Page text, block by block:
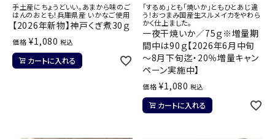
手土産にちょうどいい。あまから味のご
はんのおとも！兵庫県産 いかなご使用
【2026年新物】神戸くぎ煮30ｇ
価格 ¥1,080 税込
カートに入れる
「するめ」とも「焼いか」ともひとあじ違
う！おつまみ国産生スルメイカをやわら
かく仕上ました。
一夜干焼いか／75ｇ※増量期
間中は90ｇ【2026年6月中旬
～8月下旬迄・20％増量キャン
ペーン実施中】
価格 ¥1,080 税込
カートに入れる